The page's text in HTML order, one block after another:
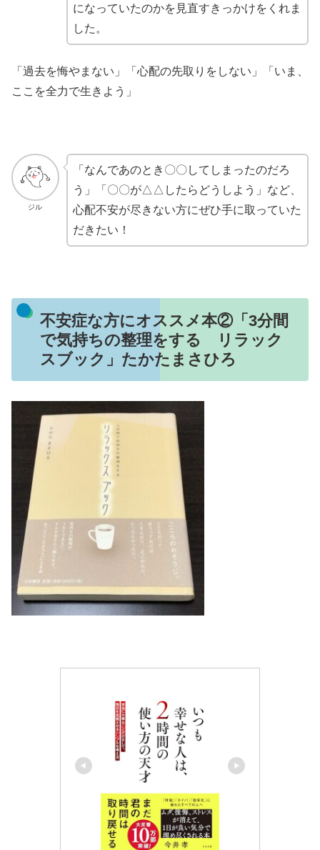
になっていたのかを見直すきっかけをくれま
した。
「過去を悔やまない」「心配の先取りをしない」「いま、
ここを全力で生きよう」
ジル
「なんであのとき〇〇してしまったのだろ
う」「〇〇が△△したらどうしよう」など、
心配不安が尽きない方にぜひ手に取っていた
だきたい！
不安症な方にオススメ本②「3分間
で気持ちの整理をする リラック
スブック」たかたまさひろ